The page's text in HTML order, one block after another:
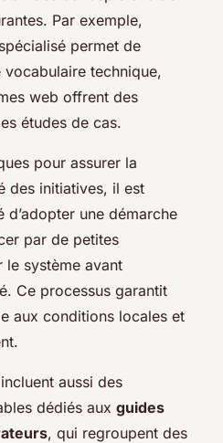
Par exemple,
permet de
technique,
web offrent des
études de cas.
pour assurer la
des initiatives, il est
une démarche
par de petites
le système avant
Ce processus garantit
aux conditions locales et
aussi des
dédiés aux guides
, qui regroupent des